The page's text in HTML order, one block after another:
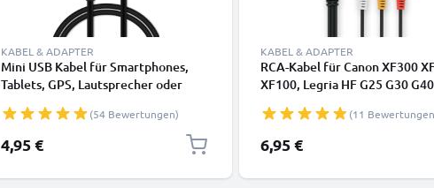
KABEL & ADAPTER
Mini USB Kabel für Smartphones,
Tablets, GPS, Lautsprecher oder
Datenkabel 1m 1A PVC schwarz
(54 Bewertungen)
4,95 €
KABEL & ADAPTER
RCA-Kabel für Canon XF300
XF100, Legria HF G25 G30
Vixia HF R500, XA35 XA30
A1, FS100 FS200, MV890, TV,
Blu-Ray, Kamera, Konsole – AV-
(11
6,95 €